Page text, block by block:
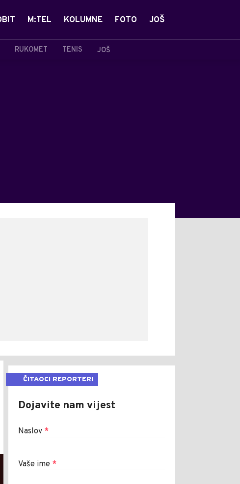
RUKOMET TENIS JOŠ
M:TEL KOLUMNE FOTO JOŠ
ČITAOCI REPORTERI
Dojavite nam vijest
Naslov *
Vaše ime *